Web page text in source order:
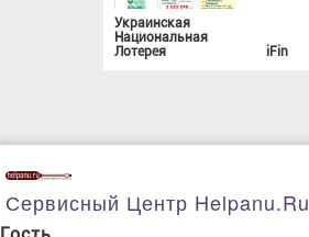
Украинская
Национальная
Лотерея
iFin
Сервисный Центр Helpanu.ru